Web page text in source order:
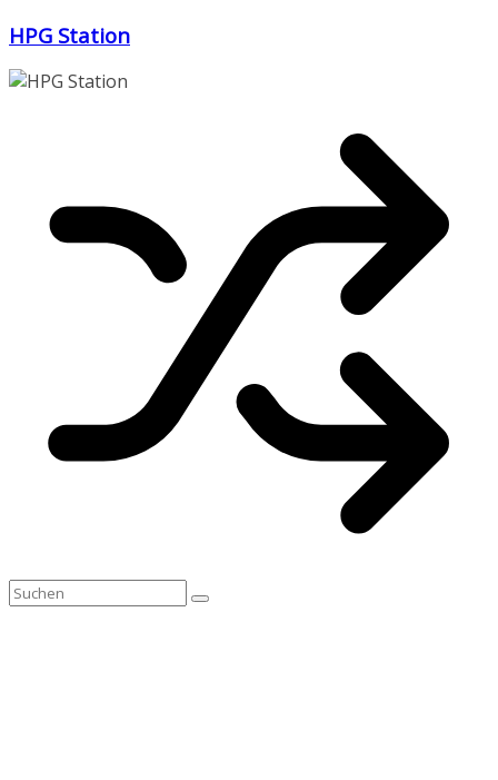
Zum
springen
HPG Station